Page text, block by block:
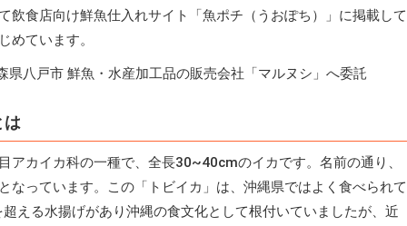
飲食店向け鮮魚仕入れサイト「魚ポチ（うおぽち）」に掲載して
めています。
県八戸市 鮮魚・水産加工品の販売会社「マルヌシ」へ委託
は
アカイカ科の一種で、全長30~40cmのイカです。名前の通り、
なっています。この「トビイカ」は、沖縄県ではよく食べられて
える水揚げがあり沖縄の食文化として根付いていましたが、近